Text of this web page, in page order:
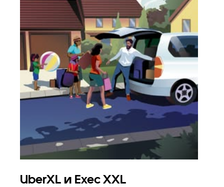
UberXL и Exec XXL